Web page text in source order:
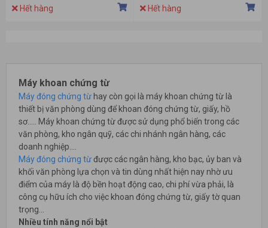
Hết hàng Hết hàng
Máy khoan chứng từ
Máy đóng chứng từ hay còn gọi là máy khoan chứng từ là
thiết bị văn phòng dùng để khoan đóng chứng từ, giấy, hồ
sơ..... Máy khoan chứng từ được sử dụng phổ biến trong các
văn phòng, kho ngân quỹ, các chi nhánh ngân hàng, các
doanh nghiệp....
Máy đóng chứng từđược các ngân hàng, kho bạc, ủy ban và
khối văn phòng lựa chọn và tin dùng nhất hiện nay nhờ ưu
điểm của máy là độ bền hoạt động cao, chi phí vừa phải, là
công cụ hữu ích cho việc khoan đóng chứng từ, giấy tờ quan
trọng...
Nhiều tính năng nổi bật